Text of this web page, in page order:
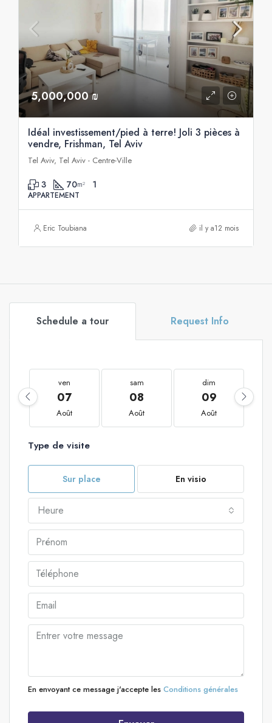
5,000,000 ₪
Idéal investissement/pied à terre! Joli 3 pièces à
vendre, Frishman, Tel Aviv
Tel Aviv, Tel Aviv - Centre-Ville
3 70m² 1
APPARTEMENT
Eric Toubiana il y a12 mois
Schedule a tour Request Info
ven
07
Août
sam
08
Août
dim
09
Août
Type de visite
Sur place En visio
Heure
En envoyant ce message j'accepte les Conditions générales